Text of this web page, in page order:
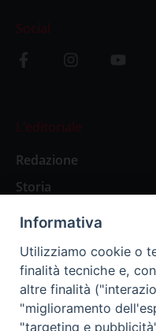
Social
L’editoriale
Redazione
Storia
Abbonamenti
Abbonamento
Abbonamento
Informativa
Utilizziamo cookie o
finalità tecniche e,
altre finalità
"miglioramento
"targeting e